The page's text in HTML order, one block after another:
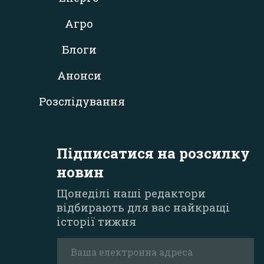
Агро
Блоги
Анонси
Розслідування
Підписатися на розсилку
новин
Щонеділі наші редактори
відбирають для вас найкращі
історії тижня